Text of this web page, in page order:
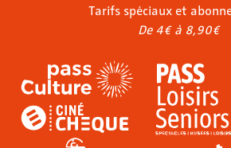
Tarifs spéciaux et
De 4€ à 8,90€